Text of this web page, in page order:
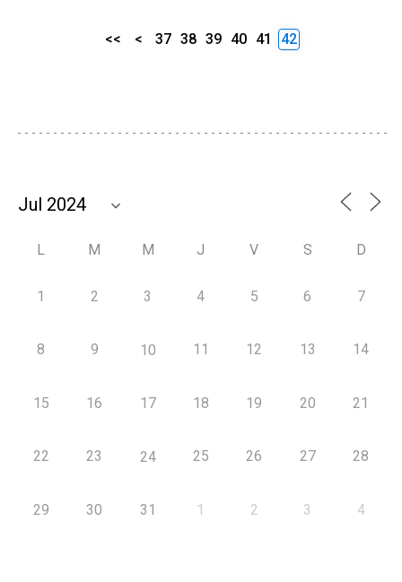
<< < 37 38 39 40 41 42
L M M J V S D
1 2 3 4 5 6 7
8 9 10 11 12 13 14
15 16 17 18 19 20 21
22 23 24 25 26 27 28
29 30 31 1 2 3 4